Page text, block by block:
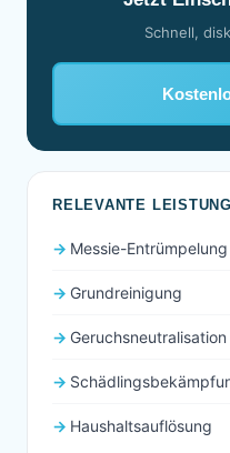
Schnell,
RELEVANTE
Messie-Entrümpelung
Grundreinigung
Geruchsneutralisation
Haushaltsauflösung